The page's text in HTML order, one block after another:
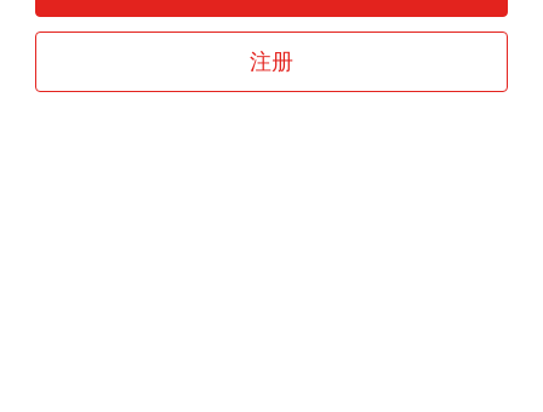
注册